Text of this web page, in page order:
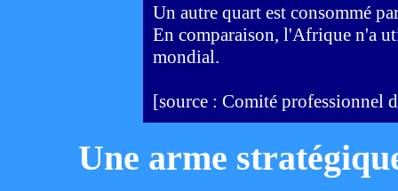
Un autre quart est consommé
En comparaison, l'Afrique n'a
mondial.
[source : Comité professionnel
Une arme